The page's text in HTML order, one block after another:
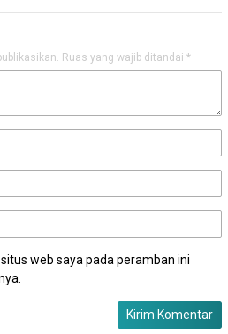
Ruas yang wajib ditandai *
web saya pada peramban ini